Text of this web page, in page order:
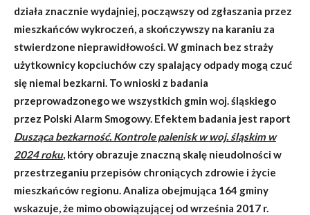
działa znacznie wydajniej, począwszy od zgłaszania przez
mieszkańców wykroczeń, a skończywszy na karaniu za
stwierdzone nieprawidłowości. W gminach bez straży
użytkownicy kopciuchów czy spalający odpady mogą czuć
się niemal bezkarni. To wnioski z badania
przeprowadzonego we wszystkich gmin woj. śląskiego
przez Polski Alarm Smogowy. Efektem badania jest raport
Dusząca bezkarność. Kontrole palenisk w woj. śląskim w
2024 roku, który obrazuje znaczną skalę nieudolności w
przestrzeganiu przepisów chroniących zdrowie i życie
mieszkańców regionu. Analiza obejmująca 164 gminy
wskazuje, że mimo obowiązującej od września 2017 r.